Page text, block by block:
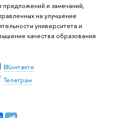
предложений и замечаний,
на улучшение
университета и
качества образования
ВКонтакте
Телеграм